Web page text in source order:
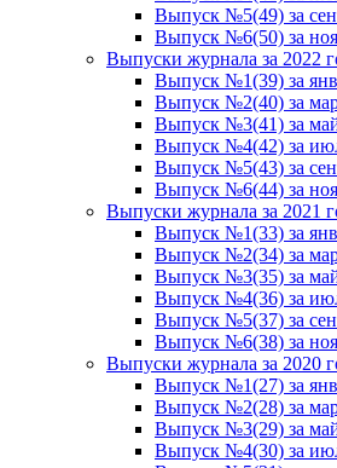
Выпуск №5(49) за
Выпуск №6(50) за
Выпуски журнала за 2022
Выпуск №1(39) за
Выпуск №2(40) за
Выпуск №3(41) за
Выпуск №4(42) за
Выпуск №5(43) за
Выпуск №6(44) за
Выпуски журнала за 2021
Выпуск №1(33) за
Выпуск №2(34) за
Выпуск №3(35) за
Выпуск №4(36) за
Выпуск №5(37) за
Выпуск №6(38) за
Выпуски журнала за 2020
Выпуск №1(27) за
Выпуск №2(28) за
Выпуск №3(29) за
Выпуск №4(30) за